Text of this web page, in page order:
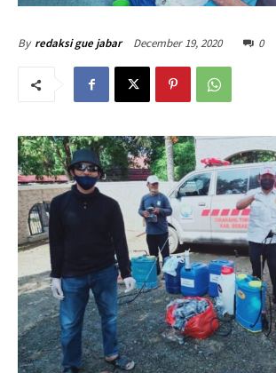
By redaksi gue jabar December 19, 2020 0